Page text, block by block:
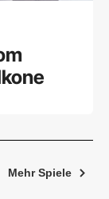
Mehr Spiele